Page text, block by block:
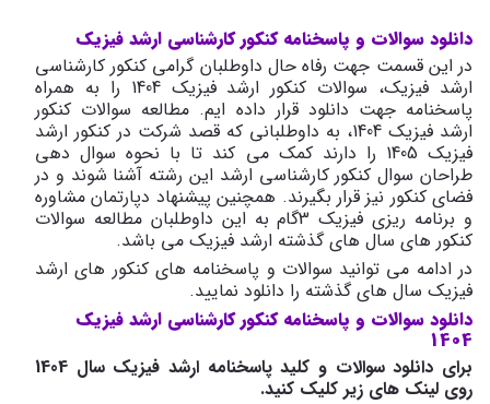
دانلود سوالات و پاسخنامه کنکور کارشناسی ارشد فیزیک
در این قسمت جهت رفاه حال داوطلبان گرامی کنکور کارشناسی
ارشد فیزیک، سوالات کنکور ارشد فیزیک 1404 را به همراه
پاسخنامه جهت دانلود قرار داده ایم. مطالعه سوالات کنکور
ارشد فیزیک 1404، به داوطلبانی که قصد شرکت در کنکور ارشد
فیزیک 1405 را دارند کمک می کند تا با نحوه سوال دهی
طراحان سوال کنکور کارشناسی ارشد این رشته آشنا شوند و در
فضای کنکور نیز قرار بگیرند. همچنین پیشنهاد دپارتمان مشاوره
و برنامه ریزی فیزیک 3گام به این داوطلبان مطالعه سوالات
کنکور های سال های گذشته ارشد فیزیک می باشد.
در ادامه می توانید سوالات و پاسخنامه های کنکور های ارشد
فیزیک سال های گذشته را دانلود نمایید.
دانلود سوالات و پاسخنامه کنکور کارشناسی ارشد فیزیک
1404
برای دانلود سوالات و کلید پاسخنامه ارشد فیزیک سال 1404
روی لینک های زیر کلیک کنید.